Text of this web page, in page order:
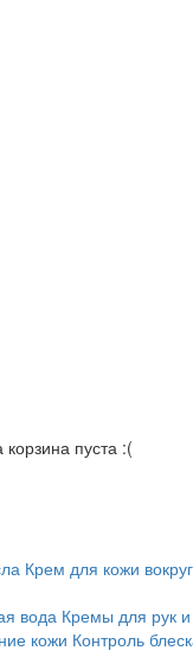
пуста :(
Крем для кожи
вода Кремы для рук и
кожи Контроль